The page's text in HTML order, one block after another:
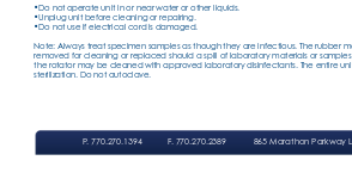
P. 770.270.1394 F. 770.270.2389 865 Marathon Parkway
•Do not operate unit in or near water or other liquids.
•Unplug unit before cleaning or repairing.
•Do not use if electrical cord is damaged.
Note: Always treat specimen samples as though they are infectious. The rubber
removed for cleaning or replaced should a spill of laboratory materials or
the rotator may be cleaned with approved laboratory disinfectants. The entire
sterilization. Do not autoclave.